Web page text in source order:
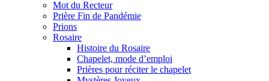
Mot du Recteur
Prière Fin de Pandémie
Prions
Rosaire
Histoire du Rosaire
Chapelet, mode d’emploi
Prières pour réciter le chapelet